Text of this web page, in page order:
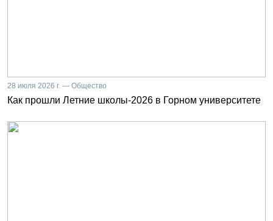
28 июля 2026 г. — Общество
Как прошли Летние школы-2026 в Горном университете